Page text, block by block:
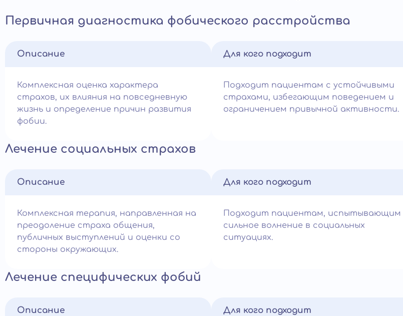
Первичная диагностика фобического расстройства
Описание
Комплексная оценка характера
страхов, их влияния на повседневную
жизнь и определение причин развития
фобии.
Для кого подходит
Подходит пациентам с устойчивыми
страхами, избегающим поведением и
ограничением привычной активности.
Лечение социальных страхов
Описание
Комплексная терапия, направленная на
преодоление страха общения,
публичных выступлений и оценки со
стороны окружающих.
Для кого подходит
Подходит пациентам, испытывающим
сильное волнение в социальных
ситуациях.
Лечение специфических фобий
Описание Для кого подходит